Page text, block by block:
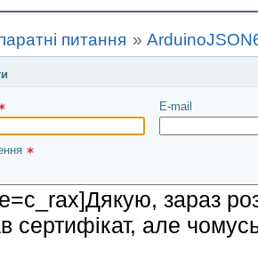
питання »
і натисніть Надіслати
E-mail